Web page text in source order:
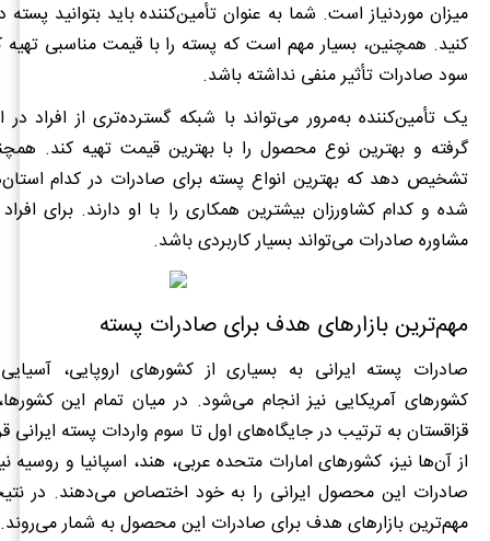
میزان موردنیاز است. شما به عنوان تأمین‌کننده باید بتوانید
کنید. همچنین، بسیار مهم است که پسته را با قیمت مناسبی تهیه
سود صادرات تأثیر منفی نداشته باشد.
یک تأمین‌کننده به‌مرور می‌تواند با شبکه گسترده‌تری از افراد در
گرفته و بهترین نوع محصول را با بهترین قیمت تهیه کند.
تشخیص دهد که بهترین انواع پسته برای صادرات در کدام
شده و کدام کشاورزان بیشترین همکاری را با او دارند. برای افراد
مشاوره صادرات می‌تواند بسیار کاربردی باشد.
مهم‌ترین بازارهای هدف برای صادرات پسته
صادرات پسته ایرانی به بسیاری از کشورهای اروپایی،
کشورهای آمریکایی نیز انجام می‌شود. در میان تمام این
قزاقستان به ترتیب در جایگاه‌های اول تا سوم واردات پسته ایرانی
از آن‌ها نیز، کشورهای امارات متحده عربی، هند، اسپانیا و روسیه
صادرات این محصول ایرانی را به خود اختصاص می‌دهند. در
مهم‌ترین بازارهای هدف برای صادرات این محصول به شمار می‌روند.